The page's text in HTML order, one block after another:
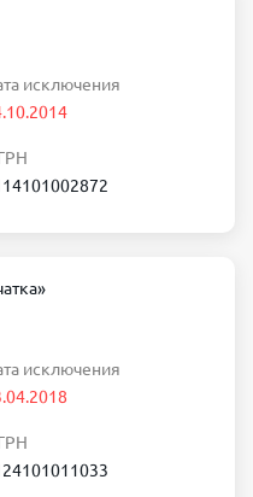
исключения
исключения